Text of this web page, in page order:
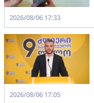
2026/08/06 17:33
2026/08/06 17:05